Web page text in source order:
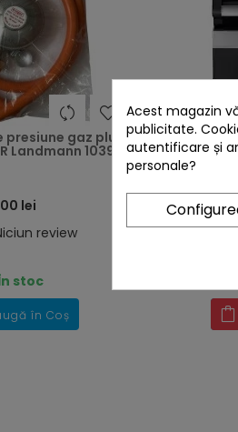
heart
gaz plus
Landmann 1039
lei
review
stoc
în Coș
Gratar
inox,
Acest magazin
publicitate.
autentificare și
personale?